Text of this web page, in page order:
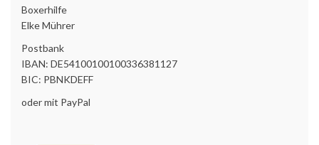
Boxerhilfe
Elke Mührer
Postbank
IBAN: DE54100100100336381127
BIC: PBNKDEFF
oder mit PayPal